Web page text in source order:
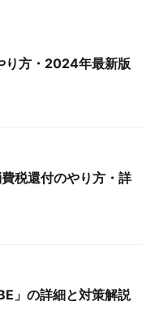
り方・2024年最新版
税還付のやり方・詳
」の詳細と対策解説